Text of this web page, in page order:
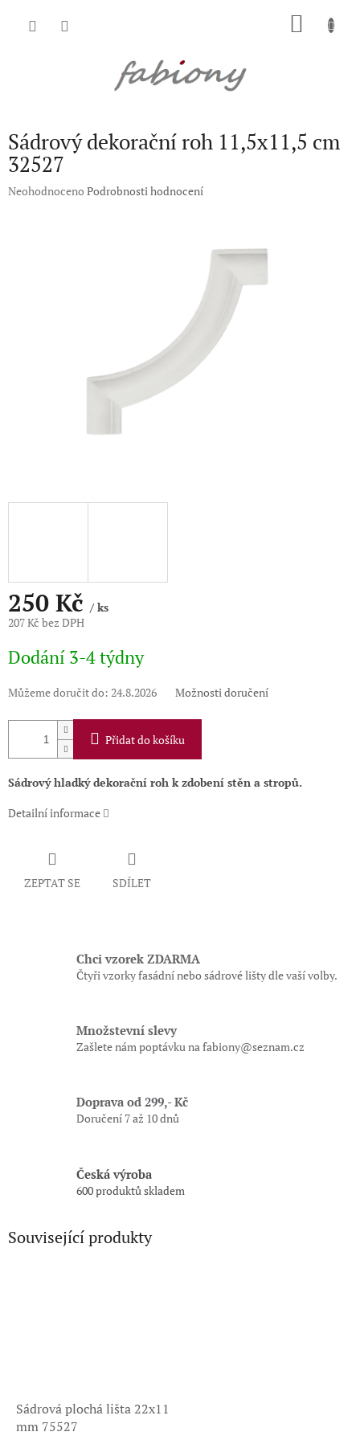
Sádrový dekorační roh 11,5x11,5 cm
32527
Průměrné
Neohodnoceno Podrobnosti hodnocení
250 Kč/ ks
207 Kč bez DPH
cena:
Dodání 3-4 týdny
Můžeme doručit do: 24.8.2026 Možnosti doručení
Přidat do košíku
Sádrový hladký dekorační roh k zdobení stěn a stropů.
Detailní informace
ZEPTAT SE SDÍLET
Chci vzorek ZDARMA
Čtyři vzorky fasádní nebo sádrové lišty dle vaší volby.
Množstevní slevy
Zašlete nám poptávku na fabiony@seznam.cz
Doprava od 299,- Kč
Doručení 7 až 10 dnů
Česká výroba
600 produktů skladem
Související produkty
Sádrová plochá lišta 22x11
mm 75527